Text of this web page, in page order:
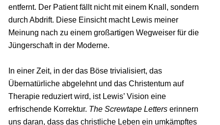
entfernt. Der Patient fällt nicht mit einem Knall, sondern
durch Abdrift. Diese Einsicht macht Lewis meiner
Meinung nach zu einem großartigen Wegweiser für die
Jüngerschaft in der Moderne.
In einer Zeit, in der das Böse trivialisiert, das
Übernatürliche abgelehnt und das Christentum auf
Therapie reduziert wird, ist Lewis’ Vision eine
erfrischende Korrektur. The Screwtape Letterserinnern
uns daran, dass das christliche Leben ein umkämpftes